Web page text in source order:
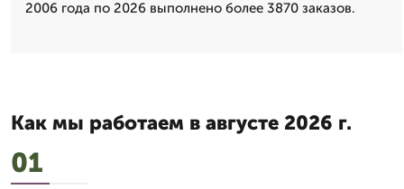
2006 года по 2026 выполнено более 3870 заказов.
Как мы работаем в августе 2026 г.
01